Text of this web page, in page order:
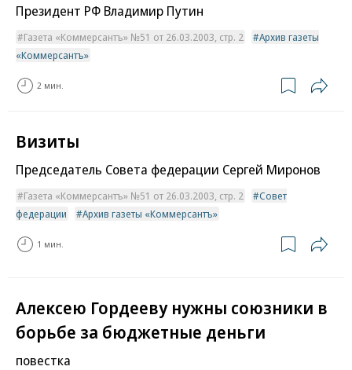
Президент РФ Владимир Путин
Газета «Коммерсантъ» №51 от 26.03.2003, стр. 2
Архив газеты
«Коммерсантъ»
2 мин.
Визиты
Председатель Совета федерации Сергей Миронов
Газета «Коммерсантъ» №51 от 26.03.2003, стр. 2
Совет
федерации
Архив газеты «Коммерсантъ»
1 мин.
Алексею Гордееву нужны союзники в
борьбе за бюджетные деньги
повестка